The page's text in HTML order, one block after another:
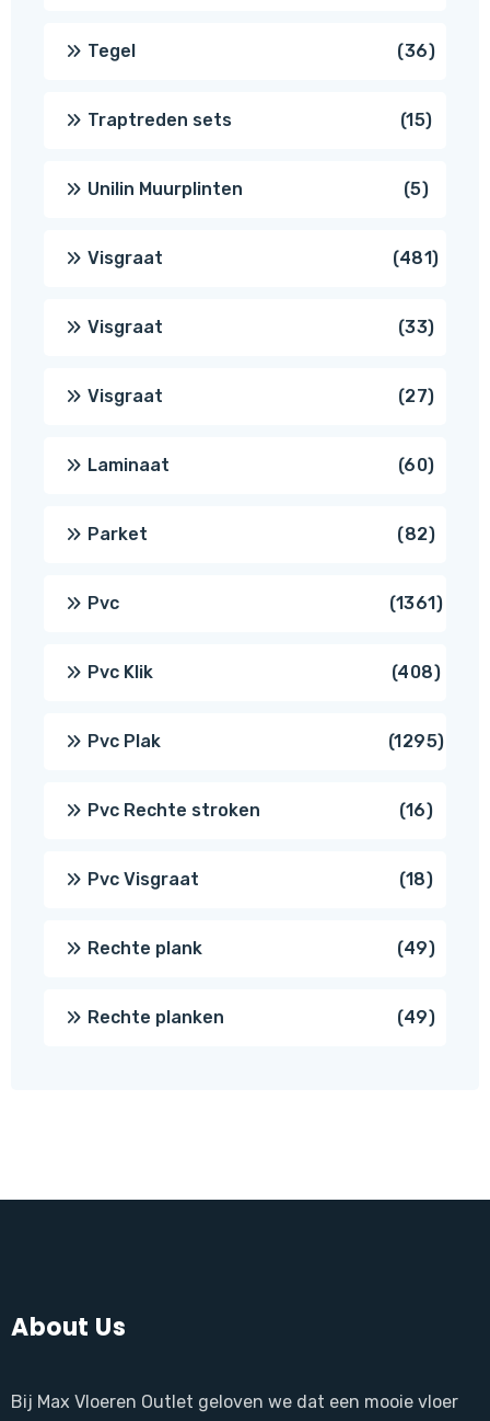
Tegel 3636
Traptreden sets 1515
Unilin Muurplinten 55
Visgraat 481481
Visgraat 3333
Visgraat 2727
Laminaat 6060
Parket 8282
Pvc 13611361
Pvc Klik 408408
Pvc Plak 12951295
Pvc Rechte stroken 1616
Pvc Visgraat 1818
Rechte plank 4949
Rechte planken 4949
About Us
Bij Max Vloeren Outlet geloven we dat een mooie vloer